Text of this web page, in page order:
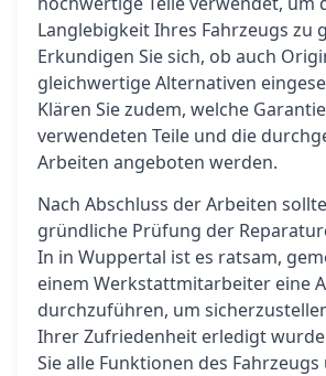
Langlebigkeit Ihres Fahrzeugs zu
Erkundigen Sie sich, ob auch
gleichwertige Alternativen
Klären Sie zudem, welche
verwendeten Teile und die
Arbeiten angeboten werden.
Nach Abschluss der Arbeiten
gründliche Prüfung der
In in Wuppertal ist es ratsam,
einem Werkstattmitarbeiter eine
durchzuführen, um
Ihrer Zufriedenheit erledigt
Sie alle Funktionen des